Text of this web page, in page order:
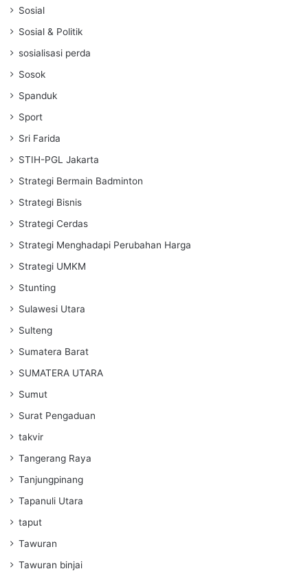
Sosial
Sosial & Politik
sosialisasi perda
Sosok
Spanduk
Sport
Sri Farida
STIH-PGL Jakarta
Strategi Bermain Badminton
Strategi Bisnis
Strategi Cerdas
Strategi Menghadapi Perubahan Harga
Strategi UMKM
Stunting
Sulawesi Utara
Sulteng
Sumatera Barat
SUMATERA UTARA
Sumut
Surat Pengaduan
takvir
Tangerang Raya
Tanjungpinang
Tapanuli Utara
taput
Tawuran
Tawuran binjai